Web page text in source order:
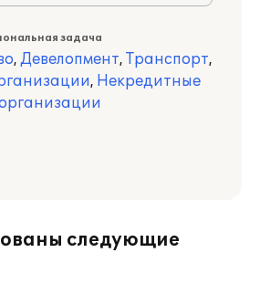
задача
, Девелопмент, Транспорт,
, Некредитные
следующие